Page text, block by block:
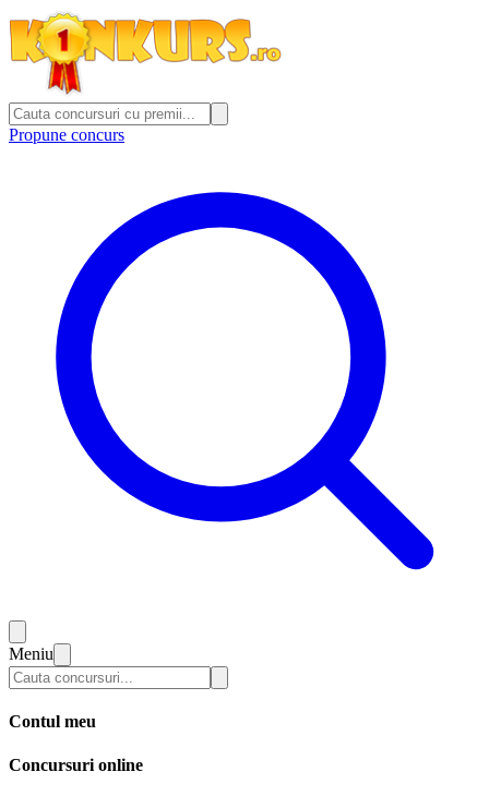
Propune concurs
Meniu
Contul meu
Concursuri online